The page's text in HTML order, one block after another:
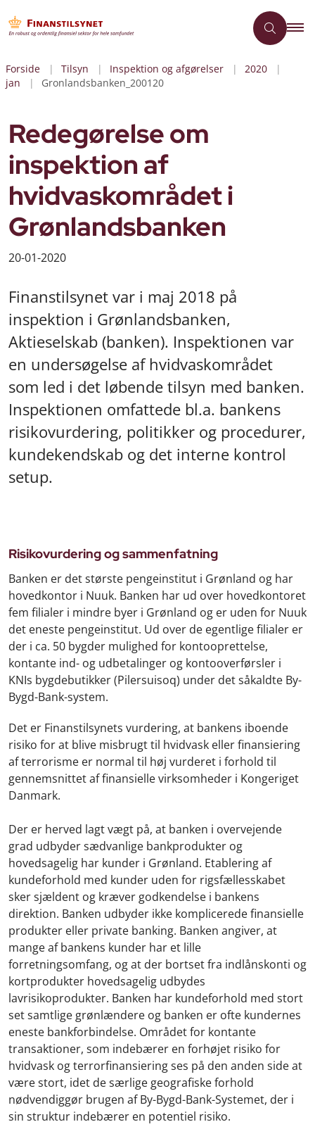
Forside Tilsyn Inspektion og afgørelser
2020
jan
Gronlandsbanken_200120
Redegørelse om
inspektion af
hvidvaskområdet i
Grønlandsbanken
20-01-2020
Finanstilsynet var i maj 2018 på
inspektion i Grønlandsbanken,
Aktieselskab (banken). Inspektionen var
en undersøgelse af hvidvaskområdet
som led i det løbende tilsyn med banken.
Inspektionen omfattede bl.a. bankens
risikovurdering, politikker og procedurer,
kundekendskab og det interne kontrol
setup.
Risikovurdering og sammenfatning
Banken er det største pengeinstitut i Grønland og har
hovedkontor i Nuuk. Banken har ud over hovedkontoret
fem filialer i mindre byer i Grønland og er uden for Nuuk
det eneste pengeinstitut. Ud over de egentlige filialer er
der i ca. 50 bygder mulighed for kontooprettelse,
kontante ind- og udbetalinger og kontooverførsler i
KNIs bygdebutikker (Pilersuisoq) under det såkaldte By-
Bygd-Bank-system.
Det er Finanstilsynets vurdering, at bankens iboende
risiko for at blive misbrugt til hvidvask eller finansiering
af terrorisme er normal til høj vurderet i forhold til
gennemsnittet af finansielle virksomheder i Kongeriget
Danmark.
Der er herved lagt vægt på, at banken i overvejende
grad udbyder sædvanlige bankprodukter og
hovedsagelig har kunder i Grønland. Etablering af
kundeforhold med kunder uden for rigsfællesskabet
sker sjældent og kræver godkendelse i bankens
direktion. Banken udbyder ikke komplicerede finansielle
produkter eller private banking. Banken angiver, at
mange af bankens kunder har et lille
forretningsomfang, og at der bortset fra indlånskonti og
kortprodukter hovedsagelig udbydes
lavrisikoprodukter. Banken har kundeforhold med stort
set samtlige grønlændere og banken er ofte kundernes
eneste bankforbindelse. Området for kontante
transaktioner, som indebærer en forhøjet risiko for
hvidvask og terrorfinansiering ses på den anden side at
være stort, idet de særlige geografiske forhold
nødvendiggør brugen af By-Bygd-Bank-Systemet, der i
sin struktur indebærer en potentiel risiko.